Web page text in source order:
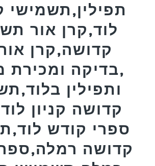
תפילין,תשמישי
לוד,קרן אור
קדושה,קרן
,בדיקה ומכירת
ותפילין
קדושה קניון
ספרי קודש
קדושה